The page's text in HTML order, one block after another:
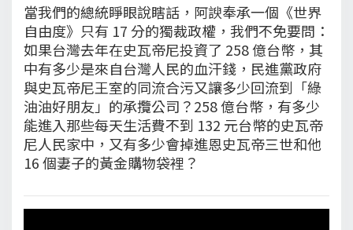
當我們的總統睜眼說瞎話，阿諛奉承一個《世界
自由度》只有 17 分的獨裁政權，我們不免要問：
如果台灣去年在史瓦帝尼投資了 258 億台幣，其
中有多少是來自台灣人民的血汗錢，民進黨政府
與史瓦帝尼王室的同流合污又讓多少回流到「綠
油油好朋友」的承攬公司？258 億台幣，有多少
能進入那些每天生活費不到 132 元台幣的史瓦帝
尼人民家中，又有多少會掉進恩史瓦帝三世和他
16 個妻子的黃金購物袋裡？